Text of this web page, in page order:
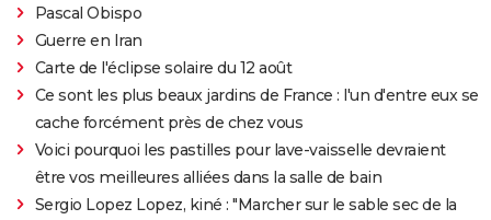
Pascal Obispo
Guerre en Iran
Carte de l'éclipse solaire du 12 août
Ce sont les plus beaux jardins de France : l'un d'entre eux se
cache forcément près de chez vous
Voici pourquoi les pastilles pour lave-vaisselle devraient
être vos meilleures alliées dans la salle de bain
Sergio Lopez Lopez, kiné : "Marcher sur le sable sec de la